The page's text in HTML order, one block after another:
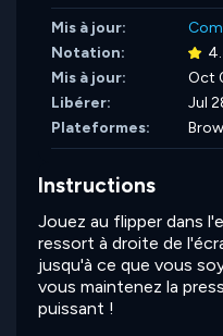
Mis à jour:
Notation:
Mis à jour:
Oct
Libérer:
Jul
Plateformes:
Instructions
Jouez au flipper dans
ressort à droite de
jusqu'à ce que vous
vous maintenez la
puissant !